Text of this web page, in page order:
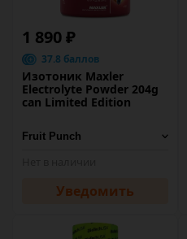
1 890 ₽
37.8 баллов
Изотоник Maxler
Electrolyte Powder 204g
can Limited Edition
Уведомить